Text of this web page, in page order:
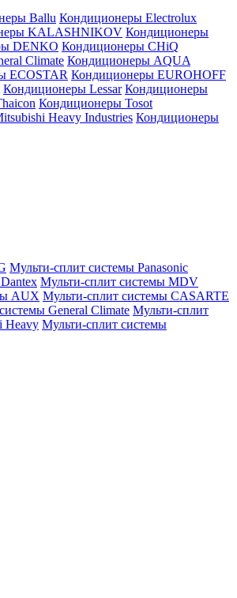
Ballu Кондиционеры Electrolux
KALASHNIKOV Кондиционеры
DENKO Кондиционеры CHiQ
Climate Кондиционеры AQUA
ECOSTAR Кондиционеры EUROHOFF
Кондиционеры Lessar Кондиционеры
Кондиционеры Tosot
Heavy Industries Кондиционеры
Мульти-сплит системы Panasonic
Мульти-сплит системы MDV
AUX Мульти-сплит системы CASARTE
General Climate Мульти-сплит
Heavy Мульти-сплит системы